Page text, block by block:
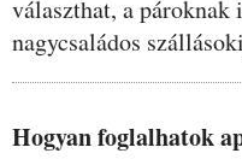
választhat, a
nagycsaládos
Hogyan foglalhatok